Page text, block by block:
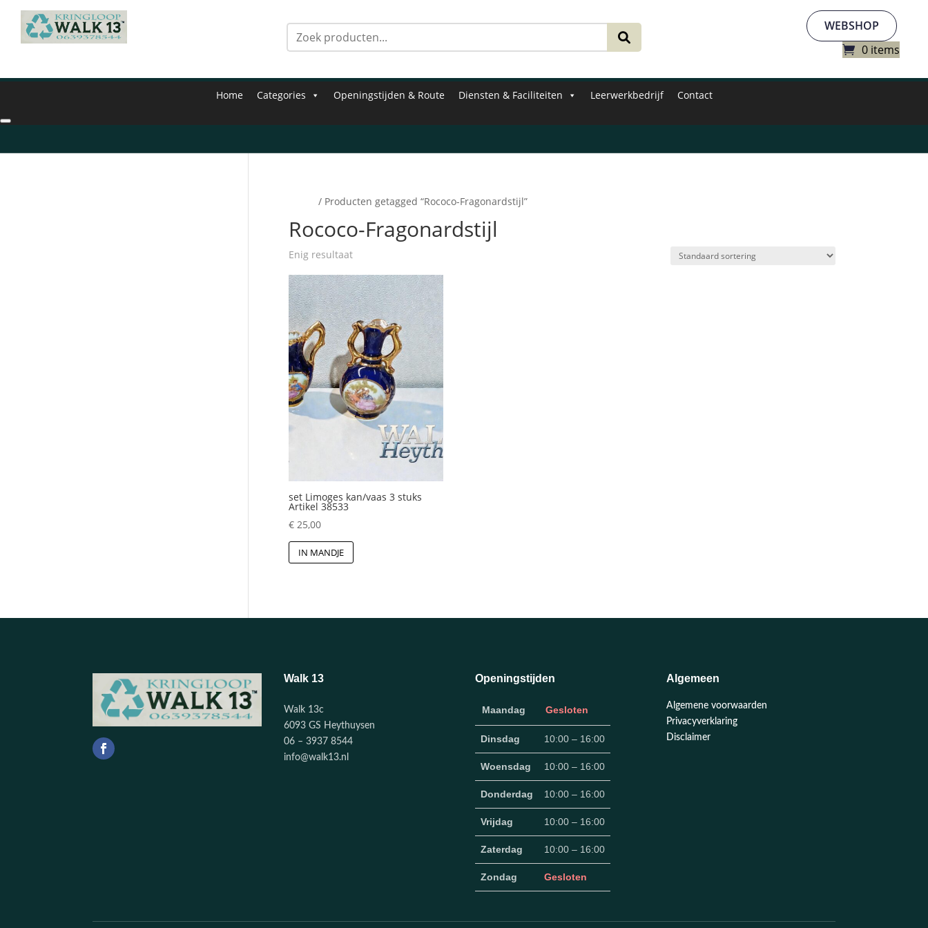
WEBSHOP
0 items
Home Categories Openingstijden & Route Diensten & Faciliteiten Leerwerkbedrijf Contact
/ Producten getagged “Rococo-Fragonardstijl”
Rococo-Fragonardstijl
Enig resultaat
set Limoges kan/vaas 3 stuks
Artikel 38533
€25,00
IN MANDJE
Walk 13
Walk 13c
6093 GS Heythuysen
06 – 3937 8544
info@walk13.nl
Openingstijden
Maandag Gesloten
Dinsdag 10:00 – 16:00
Woensdag 10:00 – 16:00
Donderdag 10:00 – 16:00
Vrijdag 10:00 – 16:00
Zaterdag 10:00 – 16:00
Zondag Gesloten
Algemeen
Algemene voorwaarden
Privacyverklaring
Disclaimer